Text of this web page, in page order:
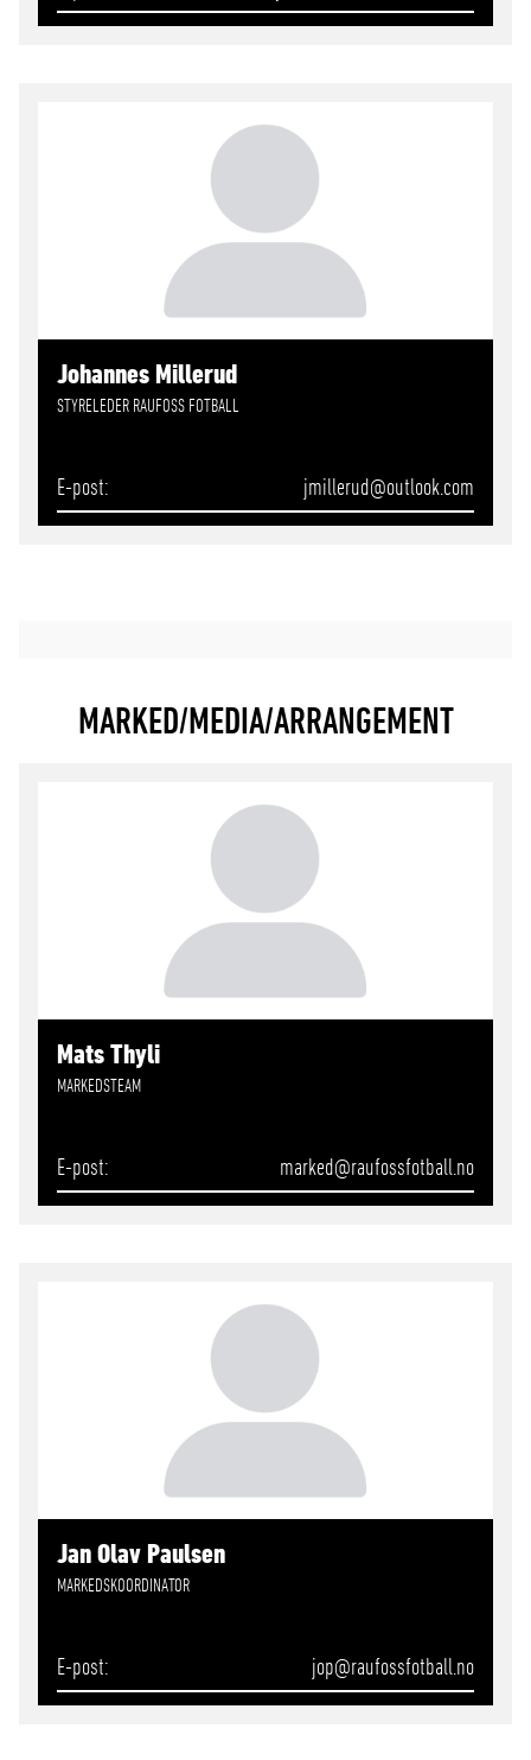
Johannes Millerud
STYRELEDER RAUFOSS FOTBALL
E-post jmillerud@outlook.com
MARKED/MEDIA/ARRANGEMENT
Mats Thyli
MARKEDSTEAM
E-post marked@raufossfotball.no
Jan Olav Paulsen
MARKEDSKOORDINATOR
E-post jop@raufossfotball.no